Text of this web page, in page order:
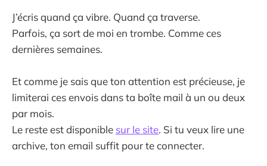
J’écris quand ça vibre. Quand ça traverse.
Parfois, ça sort de moi en trombe. Comme ces
dernières semaines.
Et comme je sais que ton attention est précieuse, je
limiterai ces envois dans ta boîte mail à un ou deux
par mois.
Le reste est disponible sur le site. Si tu veux lire une
archive, ton email suffit pour te connecter.